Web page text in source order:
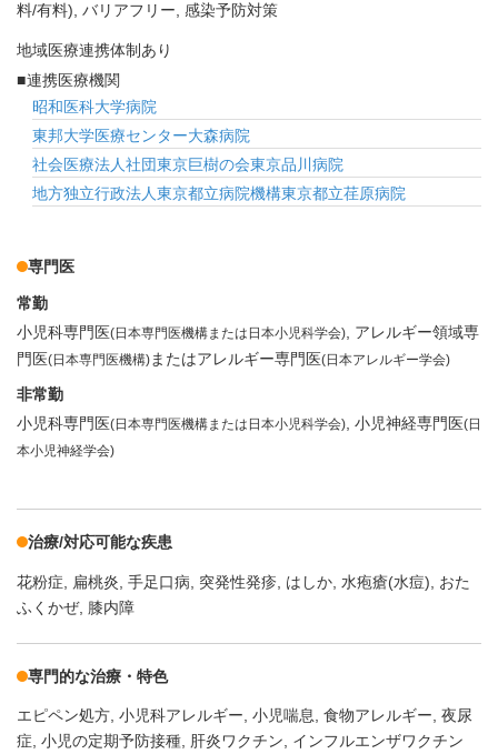
料/有料) バリアフリー 感染予防対策
地域医療連携体制あり
連携医療機関
昭和医科大学病院
東邦大学医療センター大森病院
社会医療法人社団東京巨樹の会東京品川病院
地方独立行政法人東京都立病院機構東京都立荏原病院
専門医
常勤
小児科専門医(日本専門医機構または日本小児科学会)
アレルギー領域専
門医(日本専門医機構)またはアレルギー専門医(日本アレルギー学会)
非常勤
小児科専門医(日本専門医機構または日本小児科学会) 小児神経専門医(日
本小児神経学会)
治療/対応可能な疾患
花粉症 扁桃炎 手足口病 突発性発疹 はしか 水疱瘡(水痘)
おた
ふくかぜ 膝内障
専門的な治療・特色
エピペン処方 小児科アレルギー 小児喘息 食物アレルギー 夜尿
症 小児の定期予防接種 肝炎ワクチン
インフルエンザワクチン